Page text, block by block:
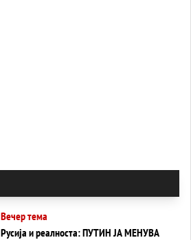
Вечер тема
Русија и реалноста: ПУТИН ЈА МЕНУВА